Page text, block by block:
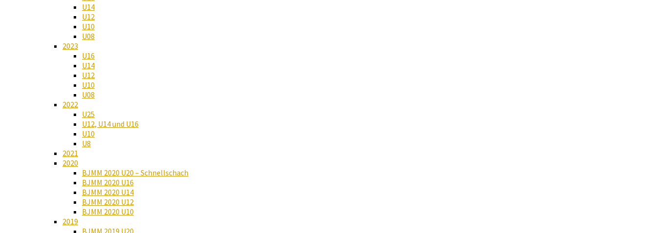
U14
U12
U10
U08
2023
U16
U14
U12
U10
U08
2022
U25
U12, U14 und U16
U10
U8
2021
2020
BJMM 2020 U20 – Schnellschach
BJMM 2020 U16
BJMM 2020 U14
BJMM 2020 U12
BJMM 2020 U10
2019
BJMM 2019 U20